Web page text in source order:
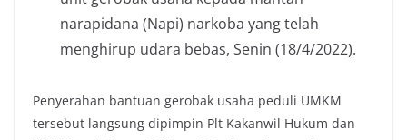
narapidana (Napi) narkoba yang telah
menghirup udara bebas, Senin (18/4/2022).
Penyerahan bantuan gerobak usaha peduli UMKM
tersebut langsung dipimpin Plt Kakanwil Hukum dan